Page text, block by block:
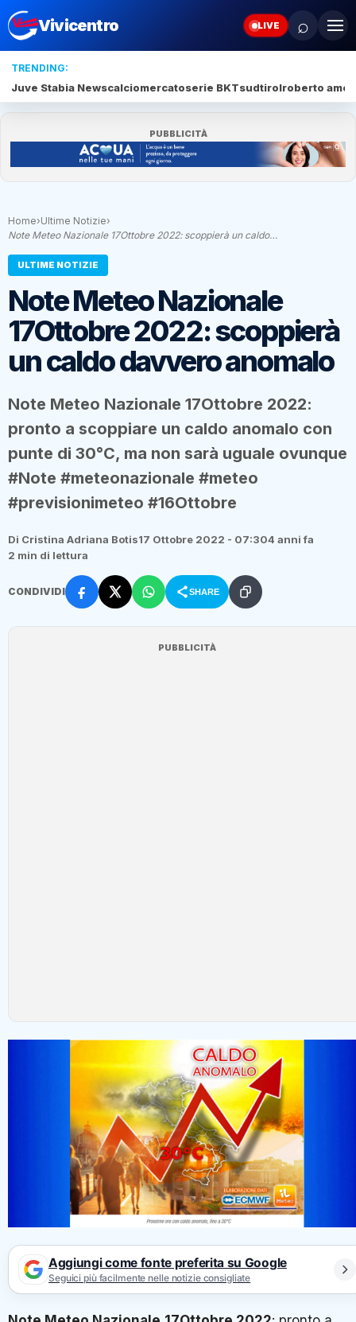
Vivicentro LIVE ⌕
TRENDING:
Juve Stabia Newscalciomercatoserie BKTsudtirolroberto
PUBBLICITÀ
Home›Ultime Notizie›
Note Meteo Nazionale 17Ottobre 2022: scoppierà un caldo…
ULTIME NOTIZIE
Note Meteo Nazionale
17Ottobre 2022: scoppierà
un caldo davvero anomalo
Note Meteo Nazionale 17Ottobre 2022:
pronto a scoppiare un caldo anomalo con
punte di 30°C, ma non sarà uguale ovunque
#Note #meteonazionale #meteo
#previsionimeteo #16Ottobre
Di Cristina Adriana Botis17 Ottobre 2022 - 07:304 anni fa
2 min di lettura
CONDIVIDI SHARE
PUBBLICITÀ
Aggiungi come fonte preferita su Google
Seguici più facilmente nelle notizie consigliate